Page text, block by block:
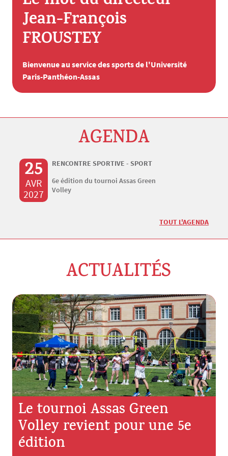
Jean-François
FROUSTEY
Bienvenue au service des sports de l'Université
Paris-Panthéon-Assas
AGENDA
25
AVR
2027
RENCONTRE SPORTIVE - SPORT
6e édition du tournoi Assas Green
Volley
TOUT L'AGENDA
ACTUALITÉS
Le tournoi Assas Green
Volley revient pour une 5e
édition